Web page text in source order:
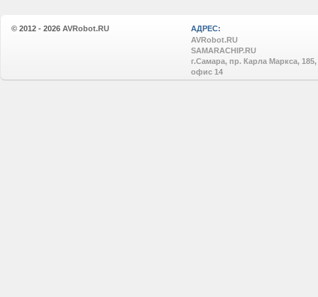
© 2012 - 2026 AVRobot.RU
АДРЕС:
AVRobot.RU
SAMARACHIP.RU
г.Самара, пр. Карла Маркса, 185,
офис 14